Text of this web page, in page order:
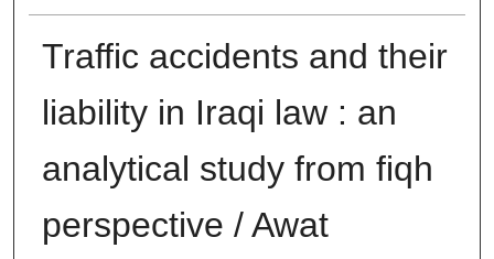
Traffic accidents and their
liability in Iraqi law : an
analytical study from fiqh
perspective / Awat